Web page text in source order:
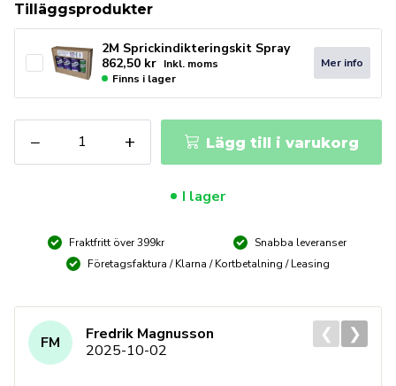
Tilläggsprodukter
2M Sprickindikteringskit Spray
862,50 kr Inkl. moms
Finns i lager
Mer info
−
Sprickindikering
mängd
+ Lägg till i varukorg
I lager
Fraktfritt över 399kr
Snabba leveranser
Företagsfaktura / Klarna / Kortbetalning / Leasing
FM
Fredrik Magnusson
2025-10-02
❮ ❯